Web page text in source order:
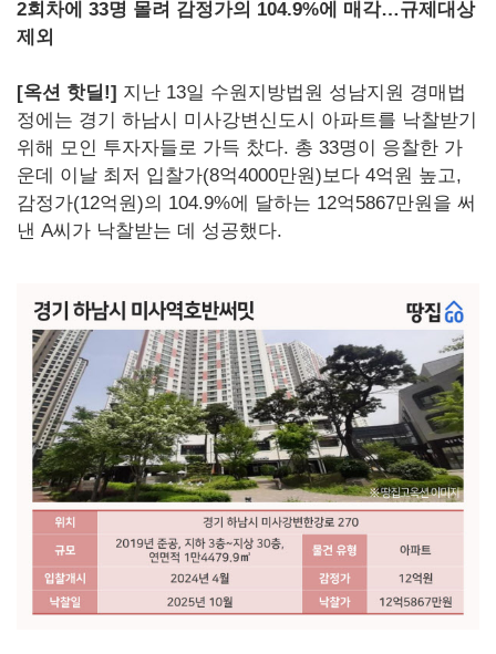
2회차에 33명 몰려 감정가의 104.9%에 매각…규제대상
제외
[옥션 핫딜!] 지난 13일 수원지방법원 성남지원 경매법
정에는 경기 하남시 미사강변신도시 아파트를 낙찰받기
위해 모인 투자자들로 가득 찼다. 총 33명이 응찰한 가
운데 이날 최저 입찰가(8억4000만원)보다 4억원 높고,
감정가(12억원)의 104.9%에 달하는 12억5867만원을 써
낸 A씨가 낙찰받는 데 성공했다.